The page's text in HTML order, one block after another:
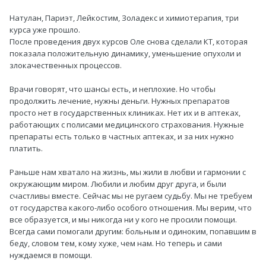
Натулан, Париэт, Лейкостим, Золадекс и химиотерапия, три
курса уже прошло.
После проведения двух курсов Оле снова сделали КТ, которая
показала положительную динамику, уменьшение опухоли и
злокачественных процессов.
Врачи говорят, что шансы есть, и неплохие. Но чтобы
продолжить лечение, нужны деньги. Нужных препаратов
просто нет в государственных клиниках. Нет их и в аптеках,
работающих с полисами медицинского страхования. Нужные
препараты есть только в частных аптеках, и за них нужно
платить.
Раньше нам хватало на жизнь, мы жили в любви и гармонии с
окружающим миром. Любили и любим друг друга, и были
счастливы вместе. Сейчас мы не ругаем судьбу. Мы не требуем
от государства какого-либо особого отношения. Мы верим, что
все образуется, и мы никогда ни у кого не просили помощи.
Всегда сами помогали другим: больным и одиноким, попавшим в
беду, словом тем, кому хуже, чем нам. Но теперь и сами
нуждаемся в помощи.